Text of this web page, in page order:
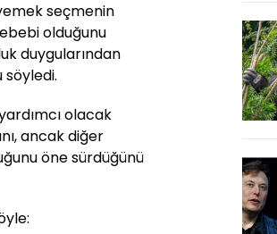
seçmenin
olduğunu
duygularından
söyledi.
olacak
ancak diğer
öne sürdüğünü